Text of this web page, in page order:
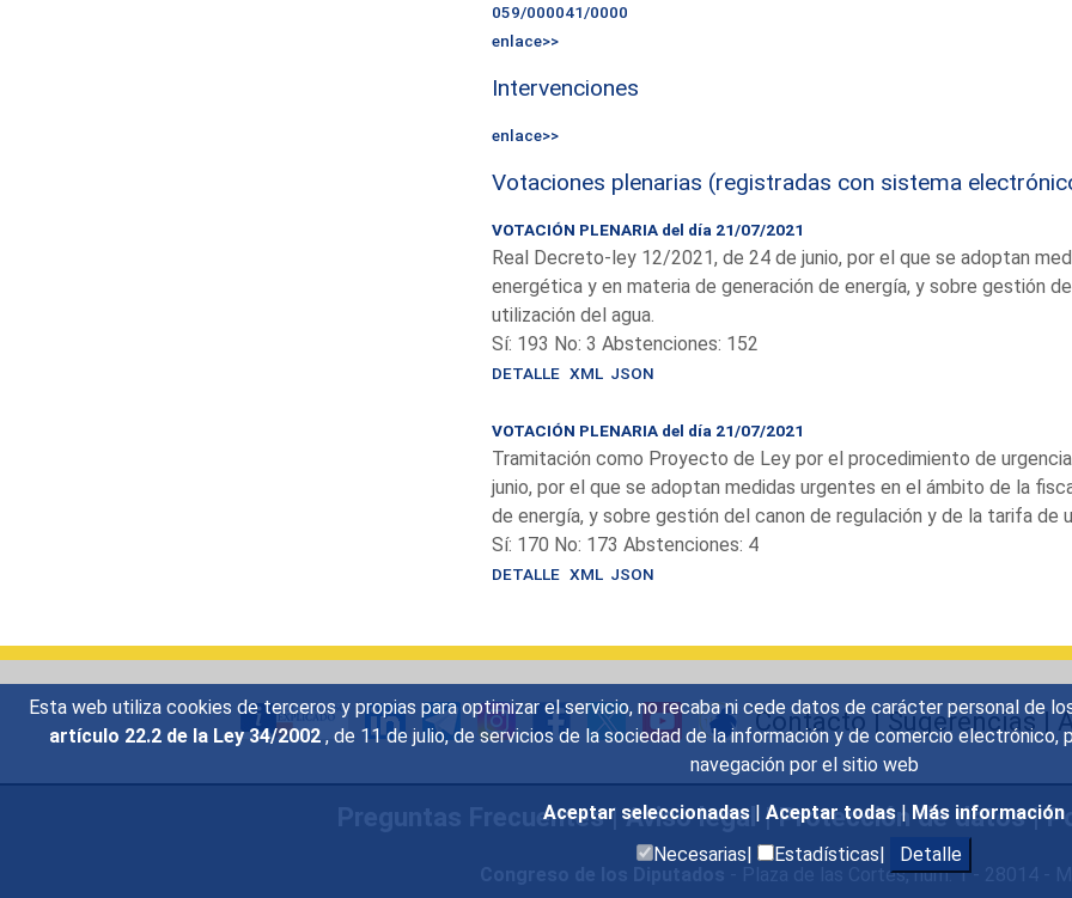
Esta web utiliza cookies de terceros y propias para optimizar el servicio, no recaba ni cede datos de carácter personal de
artículo 22.2 de la Ley 34/2002 , de 11 de julio, de servicios de la sociedad de la información y de comercio
navegación por el sitio web
Aceptar seleccionadas | Aceptar todas | Más información
Necesarias|
Estadísticas| Detalle
059/000041/0000
enlace>>
Intervenciones
enlace>>
Votaciones plenarias (registradas con sistema
VOTACIÓN PLENARIA del día 21/07/2021
Real Decreto-ley 12/2021, de 24 de junio, por el que se adoptan
energética y en materia de generación de energía, y sobre gestión
utilización del agua.
Sí: 193 No: 3 Abstenciones: 152
DETALLE XML JSON
VOTACIÓN PLENARIA del día 21/07/2021
Tramitación como Proyecto de Ley por el procedimiento de
junio, por el que se adoptan medidas urgentes en el ámbito de la
de energía, y sobre gestión del canon de regulación y de la tarifa de
Sí: 170 No: 173 Abstenciones: 4
DETALLE XML JSON
Contacto|Sugerencias|
Preguntas Frecuentes|Aviso legal|Protección de datos|
- Plaza de las Cortes, núm. 1 - 28014 -